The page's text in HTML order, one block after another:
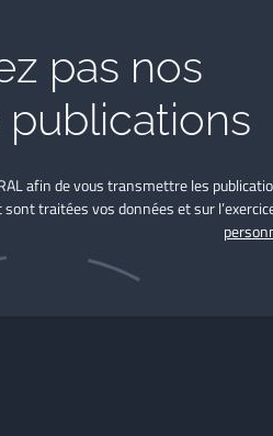
pas nos
afin de vous transmettre les
traitées vos données et sur